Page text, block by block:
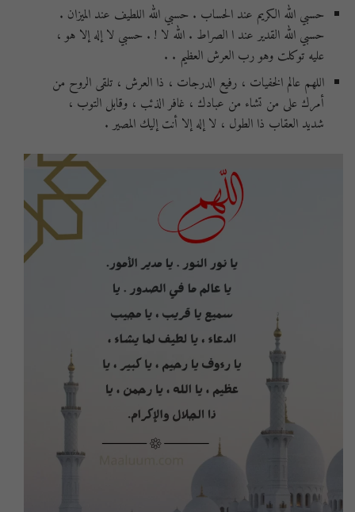
حسبي الله الكريم عند الحساب . حسبي الله اللطيف عند الميزان .
حسبي الله القدير عند ا الصراط . الله لا ! . حسبي لا إله إلا هو ،
عليه توكلت وهو رب العرش العظيم . .
اللهم عالم الخفيات ، رفيع الدرجات ، ذا العرش ، تلقى الروح من
أمرك على من تشاء من عبادك ، غافر الذئب ، وقابل التوب ،
شديد العقاب ذا الطول ، لا إله إلا أنت إليك المصير .